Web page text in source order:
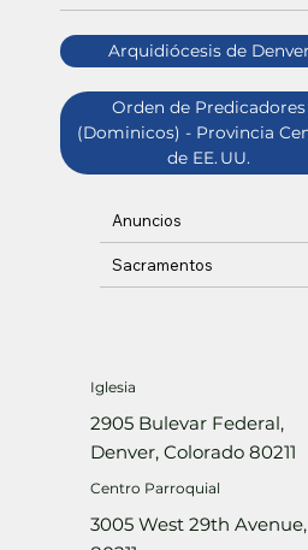
Arquidiócesis de Denver
Orden de Predicadores
(Dominicos) - Provincia
de EE. UU.
Anuncios
Sacramentos
Iglesia
2905 Bulevar Federal,
Denver, Colorado 80211
Centro Parroquial
3005 West 29th